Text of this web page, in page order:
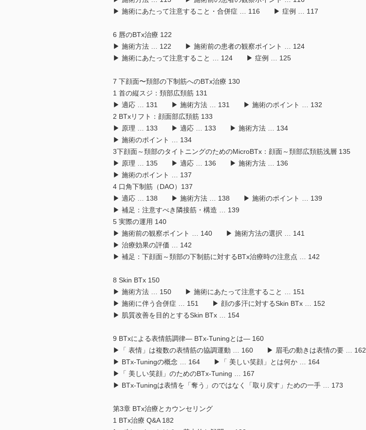
▶ 施術にあたって注意すること・合併症 … 116 ▶ 症例 … 117
6 唇のBTx治療 122
▶ 施術方法 … 122 ▶ 施術前の患者の観察ポイント … 124
▶ 施術にあたって注意すること … 124 ▶ 症例 … 125
7 下顔面〜頚部の下制筋へのBTx治療 130
1 首の縦スジ：頚部広頚筋 131
▶ 適応 … 131 ▶ 施術方法 … 131 ▶ 施術のポイント … 132
2 BTxリフト：顔面部広頚筋 133
▶ 原理 … 133 ▶ 適応 … 133 ▶ 施術方法 … 134
▶ 施術のポイント … 134
3下顔面～頚部のタイトニングのためのMicroBTx：顔面～頚部広頚筋浅層 135
▶ 原理 … 135 ▶ 適応 … 136 ▶ 施術方法 … 136
▶ 施術のポイント … 137
4 口角下制筋（DAO）137
▶ 適応 … 138 ▶ 施術方法 … 138 ▶ 施術のポイント … 139
▶ 補足：注意すべき隣接筋・構造 … 139
5 実際の運用 140
▶ 施術前の観察ポイント … 140 ▶ 施術方法の選択 … 141
▶ 治療効果の評価 … 142
▶ 補足：下顔面～頚部の下制筋に対するBTx治療時の注意点 … 142
8 Skin BTx 150
▶ 施術方法 … 150 ▶ 施術にあたって注意すること … 151
▶ 施術に伴う合併症 … 151 ▶ 顔の多汗に対するSkin BTx … 152
▶ 肌質改善を目的とするSkin BTx … 154
9 BTxによる表情筋調律― BTx-Tuningとは― 160
▶「 表情」は複数の表情筋の協調運動 … 160 ▶ 眉毛の動きは表情の要 … 162
▶ BTx-Tuningの概念 … 164 ▶「 美しい笑顔」とは何か … 164
▶「 美しい笑顔」のためのBTx-Tuning … 167
▶ BTx-Tuningは表情を「奪う」のではなく「取り戻す」ための一手 … 173
第3章 BTx治療とカウンセリング
1 BTx治療 Q&A 182